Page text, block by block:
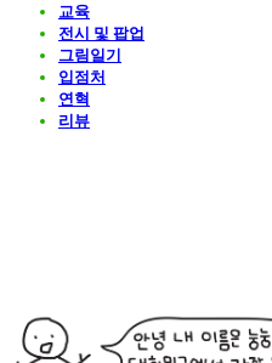
교육
전시 및 팝업
그림일기
입점처
연혁
리뷰